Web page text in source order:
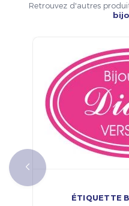
Retrouvez d'autres
ÉTIQUETTE